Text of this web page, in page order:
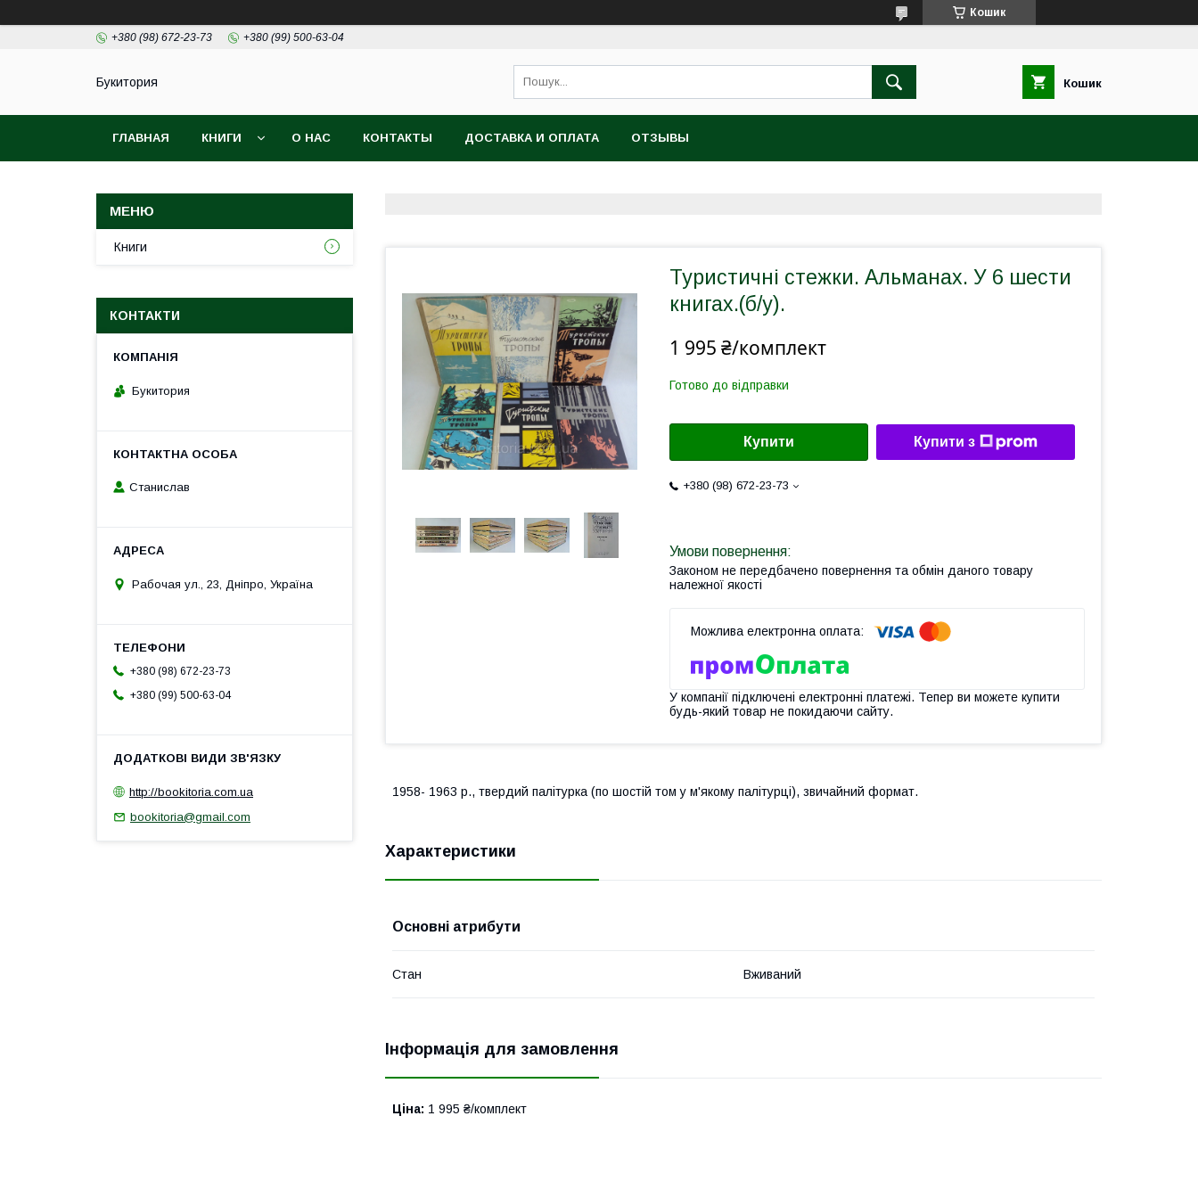
Кошик
+380 (98) 672-23-73 +380 (99) 500-63-04
Букитория Кошик
ГЛАВНАЯ КНИГИ О НАС КОНТАКТЫ ДОСТАВКА И ОПЛАТА ОТЗЫВЫ
Туристичні стежки. Альманах. У 6 шести
книгах.(б/у).
1 995 ₴/комплект
Готово до відправки
Купити Купити з
+380 (98) 672-23-73
Законом не передбачено повернення та обмін даного товару
належної якості
У компанії підключені електронні платежі. Тепер ви можете купити
будь-який товар не покидаючи сайту.
1958- 1963 р., твердий палітурка (по шостій том у м'якому палітурці), звичайний формат.
Характеристики
Основні атрибути
Стан Вживаний
Інформація для замовлення
Ціна: 1 995 ₴/комплект
Книги
КОНТАКТИ
Букитория
Станислав
Рабочая ул., 23, Дніпро, Україна
+380 (98) 672-23-73
+380 (99) 500-63-04
http://bookitoria.com.ua
bookitoria@gmail.com